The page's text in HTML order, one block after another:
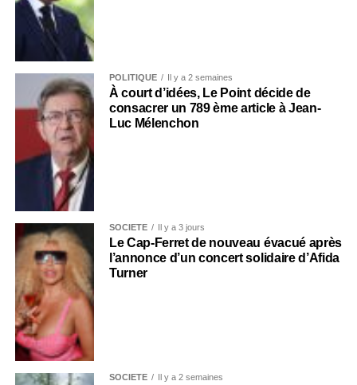
POLITIQUE Il y a 2 semaines
À court d’idées, Le Point décide de
consacrer un 789 ème article à Jean-
Luc Mélenchon
SOCIÉTÉ Il y a 3 jours
Le Cap-Ferret de nouveau évacué après
l’annonce d’un concert solidaire d’Afida
Turner
SOCIÉTÉ Il y a 2 semaines